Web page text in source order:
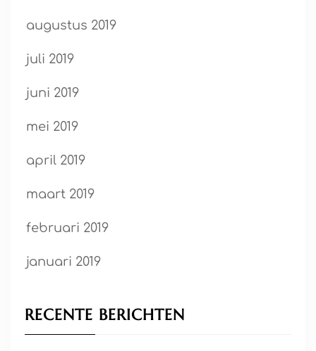
augustus 2019
juli 2019
juni 2019
mei 2019
april 2019
maart 2019
februari 2019
januari 2019
RECENTE BERICHTEN